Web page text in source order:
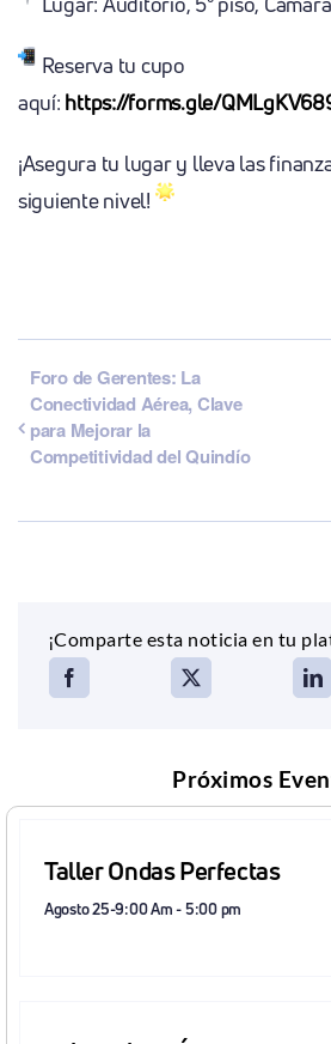
Reserva tu cupo
aquí: https://forms.gle/
¡Asegura tu lugar y lleva las
siguiente nivel!
Foro de Gerentes: La
Conectividad Aérea, Clave
para Mejorar la
Competitividad del Quindío
¡Comparte esta noticia en tu
Próximos
Taller Ondas Perfectas
Agosto 25-9:00 Am-5:00 pm